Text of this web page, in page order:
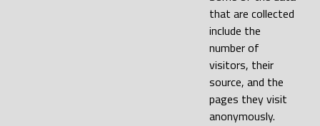
that are collected
include the
number of
visitors, their
source, and the
pages they visit
anonymously.